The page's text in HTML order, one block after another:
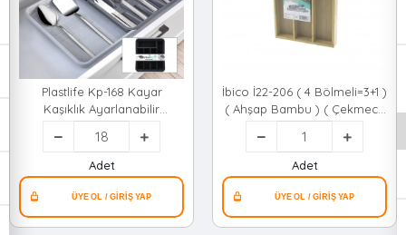
Plastlife Kp-168 Kayar
Kaşıklık Ayarlanabilir
Çekmece İçi ( 29x49x33cm
)*18=k
Adet
İbico İ22-206 ( 4 Bölmeli=3+1 )
( Ahşap Bambu ) ( Çekmece
İçi ) Kaşıklık ( 22.4x33cm ) (
Çok Amaçlı Organizer )*24
Adet